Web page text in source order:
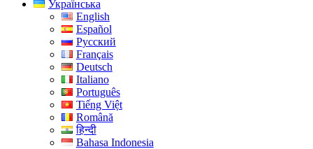
Українська
English
Español
Русский
Français
Deutsch
Italiano
Português
Tiếng Việt
Română
हिन्दी
Bahasa Indonesia